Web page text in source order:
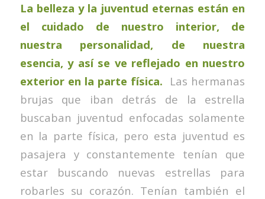
La belleza y la juventud eternas están en
el cuidado de nuestro interior, de
nuestra personalidad, de nuestra
esencia, y así se ve reflejado en nuestro
exterior en la parte física. Las hermanas
brujas que iban detrás de la estrella
buscaban juventud enfocadas solamente
en la parte física, pero esta juventud es
pasajera y constantemente tenían que
estar buscando nuevas estrellas para
robarles su corazón. Tenían también el